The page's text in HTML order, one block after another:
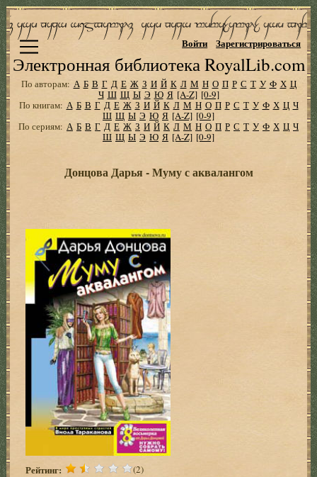
Электронная библиотека RoyalLib.com
Войти Зарегистрироваться
По авторам: А Б В Г Д Е Ж З И Й К Л М Н О П Р С Т У Ф Х Ц
Ч Ш Щ Ы Э Ю Я [A-Z] [0-9]
По книгам: А Б В Г Д Е Ж З И Й К Л М Н О П Р С Т У Ф Х Ц Ч
Ш Щ Ы Э Ю Я [A-Z] [0-9]
По сериям: А Б В Г Д Е Ж З И Й К Л М Н О П Р С Т У Ф Х Ц Ч
Ш Щ Ы Э Ю Я [A-Z] [0-9]
Донцова Дарья - Муму с аквалангом
Рейтинг: (2)